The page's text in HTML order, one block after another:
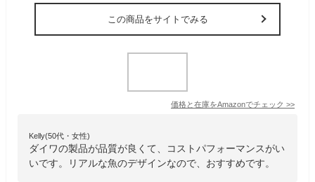
この商品をサイトでみる
価格と在庫をAmazonでチェック >>
Kelly(50代・女性)
ダイワの製品が品質が良くて、コストパフォーマンスがい
いです。リアルな魚のデザインなので、おすすめです。